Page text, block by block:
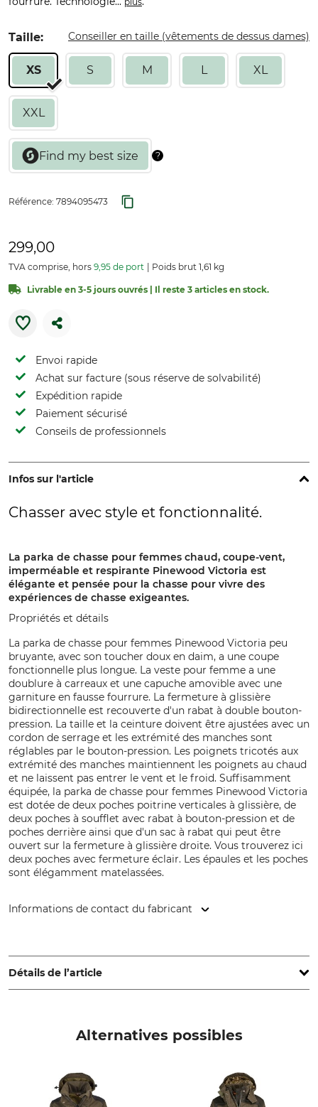
Taille: Conseiller en taille (vêtements de dessus dames)
XS S M L XL
XXL
Référence: 7894095473
299,00
TVA comprise, hors 9,95 de port Poids brut 1,61 kg
Livrable en 3-5 jours ouvrés | Il reste 3 articles en stock.
Envoi rapide
Achat sur facture (sous réserve de solvabilité)
Expédition rapide
Paiement sécurisé
Conseils de professionnels
Infos sur l'article
Chasser avec style et fonctionnalité.
La parka de chasse pour femmes chaud, coupe-vent,
imperméable et respirante Pinewood Victoria est
élégante et pensée pour la chasse pour vivre des
expériences de chasse exigeantes.
Propriétés et détails
La parka de chasse pour femmes Pinewood Victoria peu
bruyante, avec son toucher doux en daim, a une coupe
fonctionnelle plus longue. La veste pour femme a une
doublure à carreaux et une capuche amovible avec une
garniture en fausse fourrure. La fermeture à glissière
bidirectionnelle est recouverte d'un rabat à double bouton-
pression. La taille et la ceinture doivent être ajustées avec un
cordon de serrage et les extrémité des manches sont
réglables par le bouton-pression. Les poignets tricotés aux
extrémité des manches maintiennent les poignets au chaud
et ne laissent pas entrer le vent et le froid. Suffisamment
équipée, la parka de chasse pour femmes Pinewood Victoria
est dotée de deux poches poitrine verticales à glissière, de
deux poches à soufflet avec rabat à bouton-pression et de
poches derrière ainsi que d'un sac à rabat qui peut être
ouvert sur la fermeture à glissière droite. Vous trouverez ici
deux poches avec fermeture éclair. Les épaules et les poches
sont élégamment matelassées.
Informations de contact du fabricant
www.pinewood.eu
Détails de l’article
Garniture
membrane
Alternatives possibles